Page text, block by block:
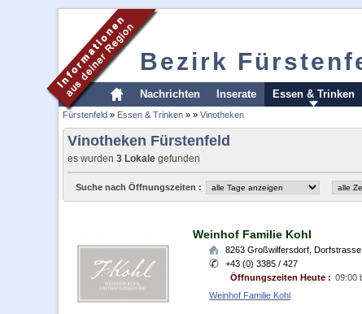
Bezirk
Nachrichten Inserate Essen & Trinken
Fürstenfeld » Essen & Trinken » » Vinotheken
Vinotheken Fürstenfeld
es wurden 3 Lokale gefunden
Suche nach Öffnungszeiten :
Weinhof Familie Kohl
8263 Großwilfersdorf
+43 (0) 3385 / 427
Öffnungszeiten Heute : 09:00
Weinhof Familie Kohl